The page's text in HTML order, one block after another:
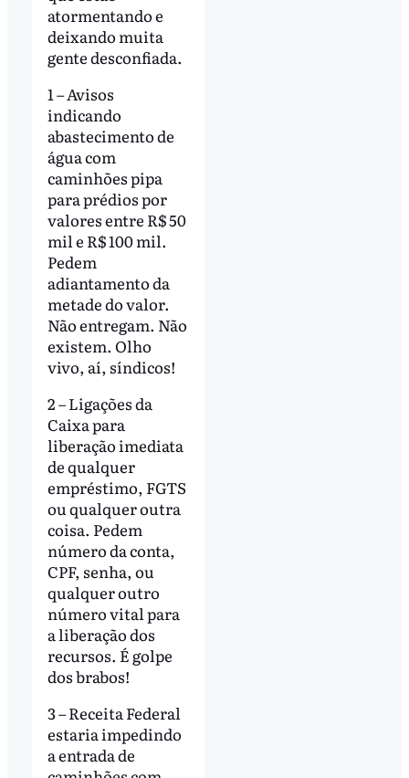
atormentando e
deixando muita
gente desconfiada.
1 – Avisos
indicando
abastecimento de
água com
caminhões pipa
para prédios por
valores entre R$ 50
mil e R$ 100 mil.
Pedem
adiantamento da
metade do valor.
Não entregam. Não
existem. Olho
vivo, aí, síndicos!
2 – Ligações da
Caixa para
liberação imediata
de qualquer
empréstimo, FGTS
ou qualquer outra
coisa. Pedem
número da conta,
CPF, senha, ou
qualquer outro
número vital para
a liberação dos
recursos. É golpe
dos brabos!
3 – Receita Federal
estaria impedindo
a entrada de